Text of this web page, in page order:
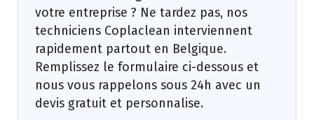
votre entreprise ? Ne tardez pas, nos
techniciens Coplaclean interviennent
rapidement partout en Belgique.
Remplissez le formulaire ci-dessous et
nous vous rappelons sous 24h avec un
devis gratuit et personnalise.